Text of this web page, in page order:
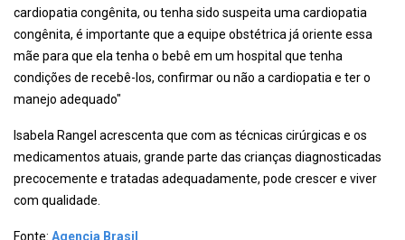
cardiopatia congênita, ou tenha sido suspeita uma cardiopatia
congênita, é importante que a equipe obstétrica já oriente essa
mãe para que ela tenha o bebê em um hospital que tenha
condições de recebê-los, confirmar ou não a cardiopatia e ter o
manejo adequado"
Isabela Rangel acrescenta que com as técnicas cirúrgicas e os
medicamentos atuais, grande parte das crianças diagnosticadas
precocemente e tratadas adequadamente, pode crescer e viver
com qualidade.
Fonte: Agencia Brasil